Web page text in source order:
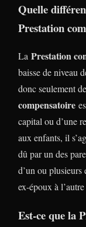
Quelle
Prestation
La Prestation
baisse de niveau
donc seulement
compensatoire
capital ou d’une
aux enfants, il
dû par un des
d’un ou plusieurs
ex-époux à
Est-ce que la